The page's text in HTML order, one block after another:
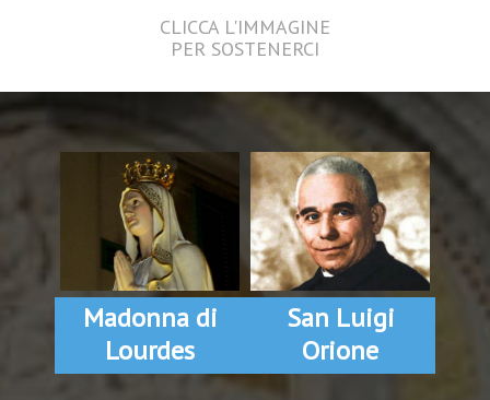
CLICCA L'IMMAGINE
PER SOSTENERCI
Madonna di
Lourdes
San Luigi
Orione